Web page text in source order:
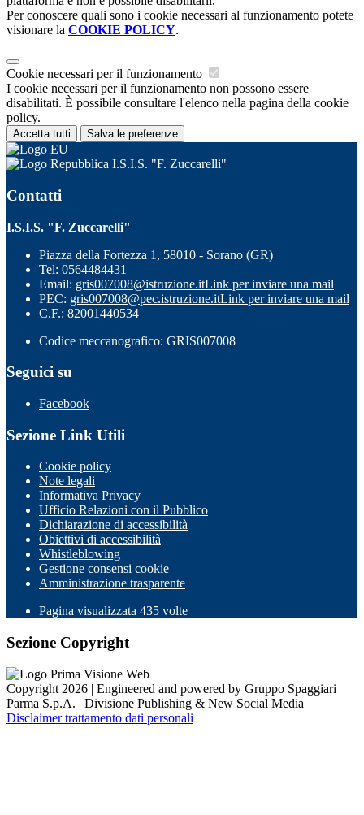
Per conoscere quali sono i cookie necessari al funzionamento potete
visionare la COOKIE POLICY.
Cookie necessari per il funzionamento
I cookie necessari per il funzionamento non possono essere
disabilitati. È possibile consultare l'elenco nella pagina della cookie
policy.
Accetta tutti Salva le preferenze
I.S.I.S. "F. Zuccarelli"
Contatti
I.S.I.S. "F. Zuccarelli"
Piazza della Fortezza 1, 58010 - Sorano (GR)
Tel: 0564484431
Email: gris007008@istruzione.itLink per inviare una mail
PEC: gris007008@pec.istruzione.itLink per inviare una mail
C.F.: 82001440534
Codice meccanografico: GRIS007008
Seguici su
Facebook
Sezione Link Utili
Cookie policy
Note legali
Informativa Privacy
Ufficio Relazioni con il Pubblico
Dichiarazione di accessibilità
Obiettivi di accessibilità
Whistleblowing
Gestione consensi cookie
Amministrazione trasparente
Pagina visualizzata 435 volte
Sezione Copyright
Copyright 2026 | Engineered and powered by Gruppo Spaggiari
Parma S.p.A. | Divisione Publishing & New Social Media
Disclaimer trattamento dati personali